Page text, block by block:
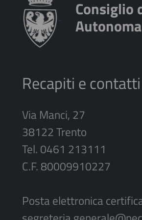
Consiglio
Recapiti e contatti
Via Manci, 27
38122 Trento
Tel. 0461 213111
C.F. 80009910227
Posta elettronica